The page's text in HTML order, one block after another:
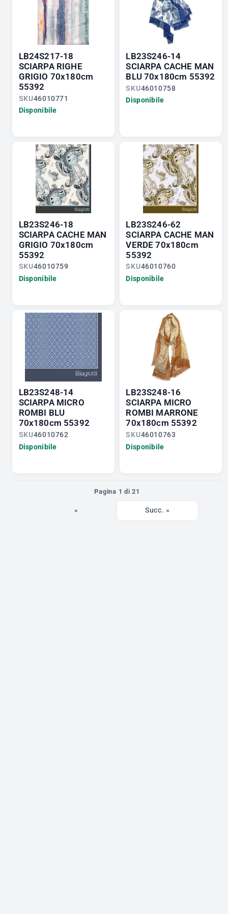
LB24S217-18
SCIARPA RIGHE
GRIGIO 70x180cm
55392
SKU46010771
Disponibile
LB23S246-14
SCIARPA CACHE MAN
BLU 70x180cm 55392
SKU46010758
Disponibile
LB23S246-18
SCIARPA CACHE MAN
GRIGIO 70x180cm
55392
SKU46010759
Disponibile
LB23S246-62
SCIARPA CACHE MAN
VERDE 70x180cm
55392
SKU46010760
Disponibile
LB23S248-14
SCIARPA MICRO
ROMBI BLU
70x180cm 55392
SKU46010762
Disponibile
LB23S248-16
SCIARPA MICRO
ROMBI MARRONE
70x180cm 55392
SKU46010763
Disponibile
Pagina 1 di 21
« Succ. »